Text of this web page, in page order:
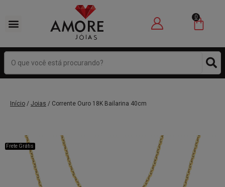
0
Início / Joias / Corrente Ouro 18K Bailarina 40cm
Frete Grátis